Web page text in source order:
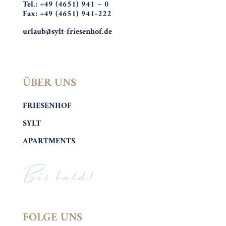
Tel.: +49 (4651) 941 – 0
Fax: +49 (4651) 941-222
urlaub@sylt-friesenhof.de
ÜBER UNS
FRIESENHOF
SYLT
APARTMENTS
Bis bald!
FOLGE UNS